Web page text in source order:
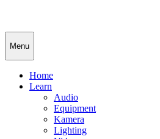
Menu
Home
Learn
Audio
Equipment
Kamera
Lighting